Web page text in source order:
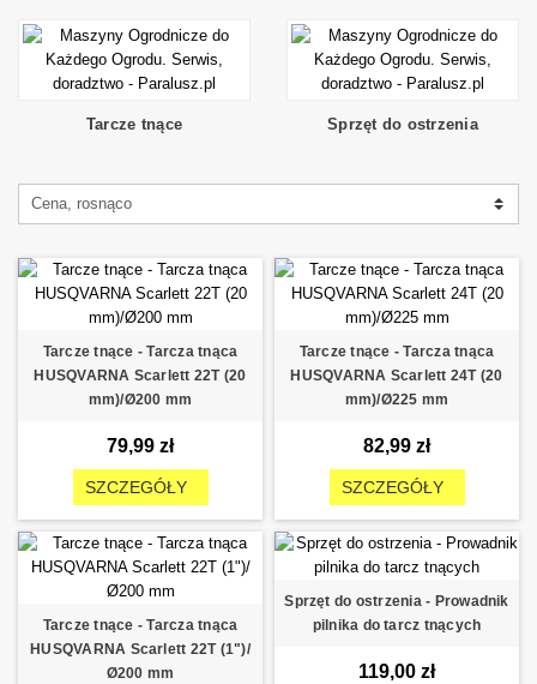
Tarcze tnące Sprzęt do ostrzenia
Cena, rosnąco
Tarcze tnące - Tarcza tnąca
HUSQVARNA Scarlett 22T (20
mm)/Ø200 mm
79,99 zł
SZCZEGÓŁY
Tarcze tnące - Tarcza tnąca
HUSQVARNA Scarlett 24T (20
mm)/Ø225 mm
82,99 zł
SZCZEGÓŁY
Tarcze tnące - Tarcza tnąca
HUSQVARNA Scarlett 22T (1")/
Ø200 mm
Sprzęt do ostrzenia - Prowadnik
pilnika do tarcz tnących
119,00 zł